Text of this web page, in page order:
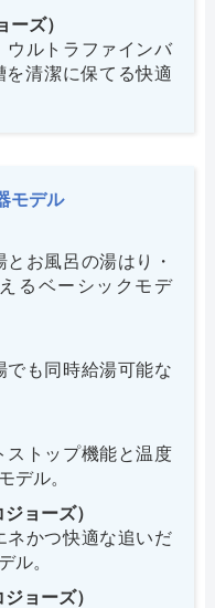
ズ）
ウルトラファインバ
清潔に保てる快適
モデル
お風呂の湯はり・
るベーシックモデ
でも同時給湯可能な
ストップ機能と温度
デル。
ョーズ）
ネかつ快適な追いだ
ル。
ョーズ）